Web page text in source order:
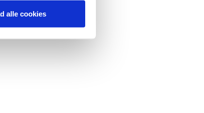
alle cookies